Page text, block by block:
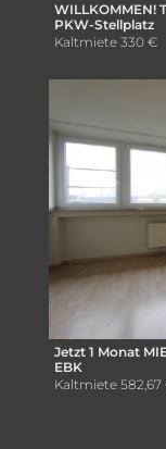
WILLKOMMEN!
PKW-Stellplatz
Kaltmiete 330 €
Jetzt 1 Monat
EBK
Kaltmiete 582,67